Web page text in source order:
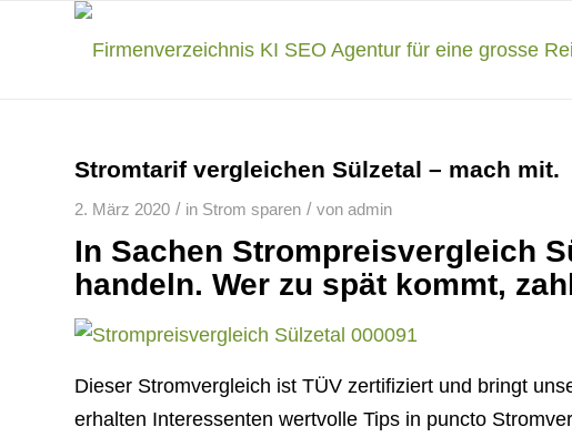
Stromtarif vergleichen Sülzetal – mach mit.
2. März 2020 / in Strom sparen / von admin
In Sachen Strompreisvergleich
handeln. Wer zu spät kommt,
Dieser Stromvergleich ist TÜV zertifiziert und bringt
erhalten Interessenten wertvolle Tips in puncto